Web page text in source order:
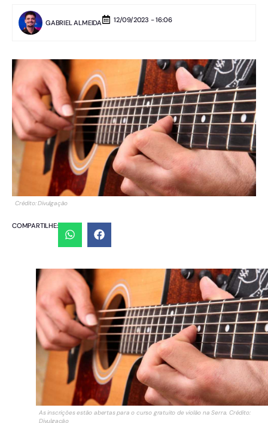
GABRIEL ALMEIDA 12/09/2023 - 16:06
Crédito: Divulgação
COMPARTILHE:
As inscrições estão abertas para o curso gratuito de violão na Serra. Crédito:
Divulgação